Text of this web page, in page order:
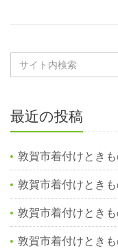
最近の投稿
敦賀市着付けとき
敦賀市着付けとき
敦賀市着付けとき
敦賀市着付けとき